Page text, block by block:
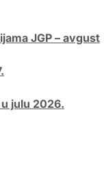
JGP – avgust
julu 2026.